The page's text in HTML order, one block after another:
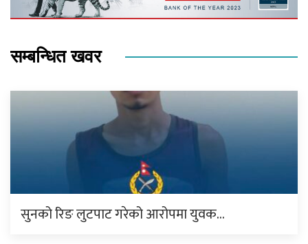
सम्बन्धित खवर
सुनको रिङ लुटपाट गरेको आरोपमा युवक…